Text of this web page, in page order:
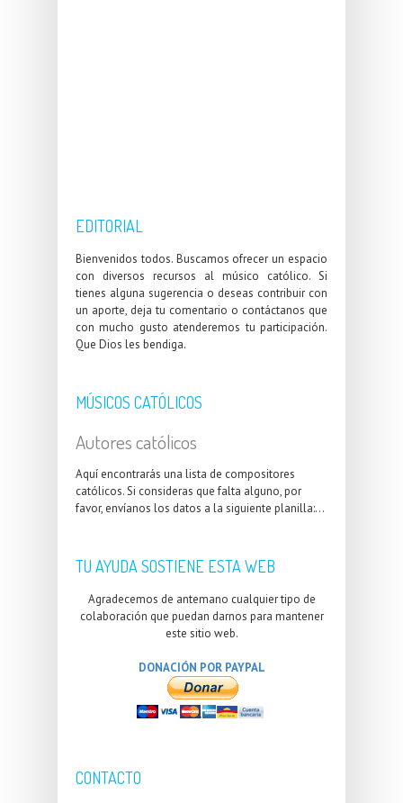
EDITORIAL
Bienvenidos todos. Buscamos ofrecer un espacio
con diversos recursos al músico católico. Si
tienes alguna sugerencia o deseas contribuir con
un aporte, deja tu comentario o contáctanos que
con mucho gusto atenderemos tu participación.
Que Dios les bendiga.
MÚSICOS CATÓLICOS
Autores católicos
Aquí encontrarás una lista de compositores
católicos. Si consideras que falta alguno, por
favor, envíanos los datos a la siguiente planilla:...
TU AYUDA SOSTIENE ESTA WEB
Agradecemos de antemano cualquier tipo de
colaboración que puedan darnos para mantener
este sitio web.
DONACIÓN POR PAYPAL
CONTACTO